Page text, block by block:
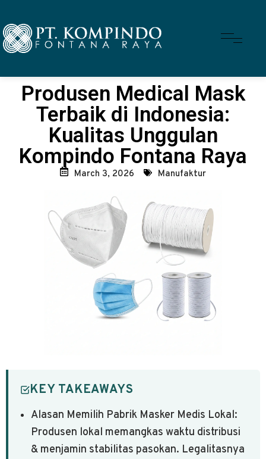
Produsen Medical Mask
Terbaik di Indonesia:
Kualitas Unggulan
Kompindo Fontana Raya
March 3, 2026 Manufaktur
KEY TAKEAWAYS
Alasan Memilih Pabrik Masker Medis Lokal:
Produsen lokal memangkas waktu distribusi
& menjamin stabilitas pasokan. Legalitasnya